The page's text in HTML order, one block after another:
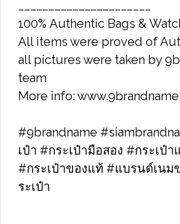
100% Authentic Bags &
All items were proved of
all pictures were taken by
team
More info:
#9brandname
เป๋า #กระเป๋ามือสอง #กระเป๋
#กระเป๋าของแท้ #แบรนด์เนม
ระเป๋า